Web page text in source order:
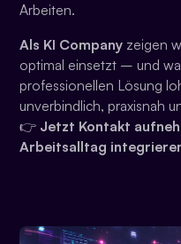
Arbeiten.
Als KI Company zeigen
optimal einsetzt – und
professionellen Lösung
unverbindlich, praxisnah
👉 Jetzt Kontakt
Arbeitsalltag